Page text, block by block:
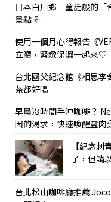
日本白川鄉｜童話般的
景點
使用一個月心得報告《
立體，緊緻保濕一起來♡
台北國父紀念館《相思
茶都好喝
早晨沒時間手沖咖啡？
因的渴求，快速喚醒靈肉
【紀念
了，但請
台北松山咖啡廳推薦